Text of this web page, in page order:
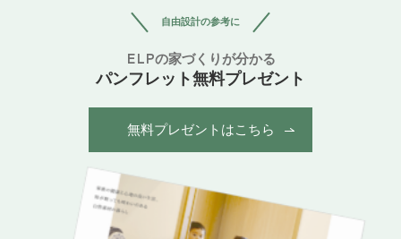
自由設計の参考に
ELPの家づくりが分かる
パンフレット無料プレゼント
無料プレゼントはこちら